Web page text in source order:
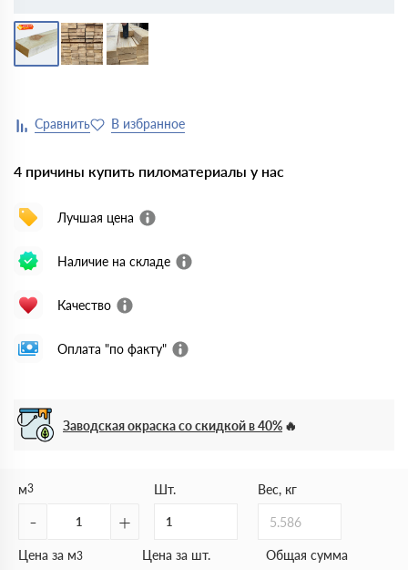
4 причины купить пиломатериалы у нас
Лучшая цена
Наличие на складе
Качество
Оплата "по факту"
Заводская окраска со скидкой в 40%
м3
- +
Шт. Вес, кг
5.586
Цена за м3 Цена за шт. Общая сумма